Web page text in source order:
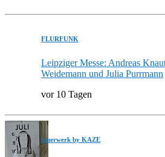
FLURFUNK
Leipziger Messe: Andreas
Weidemann und Julia Purrmann
vor 10 Tagen
feuerwerk by KAZE